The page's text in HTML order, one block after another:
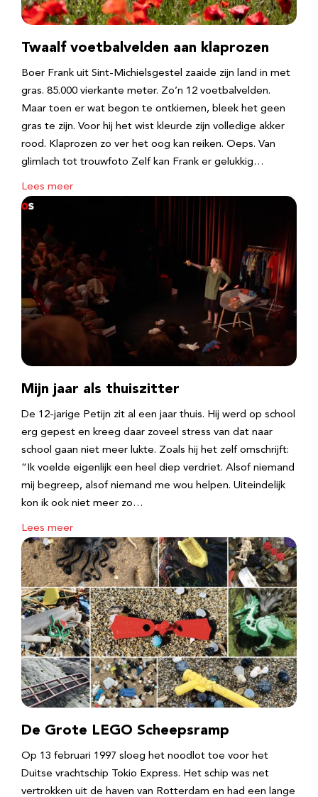
Twaalf voetbalvelden aan klaprozen
Boer Frank uit Sint-Michielsgestel zaaide zijn land in met
gras. 85.000 vierkante meter. Zo’n 12 voetbalvelden.
Maar toen er wat begon te ontkiemen, bleek het geen
gras te zijn. Voor hij het wist kleurde zijn volledige akker
rood. Klaprozen zo ver het oog kan reiken. Oeps. Van
glimlach tot trouwfoto Zelf kan Frank er gelukkig…
Lees meer
Mijn jaar als thuiszitter
De 12-jarige Petijn zit al een jaar thuis. Hij werd op school
erg gepest en kreeg daar zoveel stress van dat naar
school gaan niet meer lukte. Zoals hij het zelf omschrijft:
“Ik voelde eigenlijk een heel diep verdriet. Alsof niemand
mij begreep, alsof niemand me wou helpen. Uiteindelijk
kon ik ook niet meer zo…
Lees meer
De Grote LEGO Scheepsramp
Op 13 februari 1997 sloeg het noodlot toe voor het
Duitse vrachtschip Tokio Express. Het schip was net
vertrokken uit de haven van Rotterdam en had een lange